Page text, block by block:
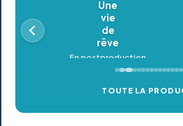
Oldeupe
En postproduction
TOUTE LA